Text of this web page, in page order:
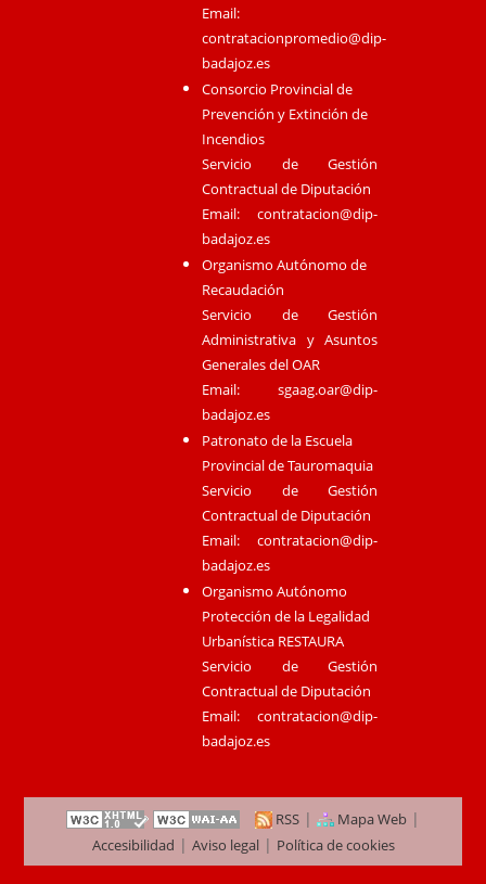
Email:
contratacionpromedio@dip-
badajoz.es
Consorcio Provincial de
Prevención y Extinción de
Incendios
Servicio de Gestión
Contractual de Diputación
Email:contratacion@dip-
badajoz.es
Organismo Autónomo de
Recaudación
Servicio de Gestión
Administrativa y Asuntos
Generales del OAR
Email:sgaag.oar@dip-
badajoz.es
Patronato de la Escuela
Provincial de Tauromaquia
Servicio de Gestión
Contractual de Diputación
Email:contratacion@dip-
badajoz.es
Organismo Autónomo
Protección de la Legalidad
Urbanística RESTAURA
Servicio de Gestión
Contractual de Diputación
Email:contratacion@dip-
badajoz.es
RSS | Mapa Web |
Accesibilidad | Aviso legal| Política de cookies